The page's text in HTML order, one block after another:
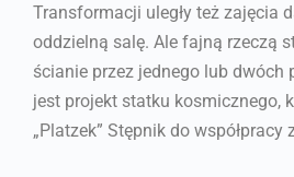
Transformacji uległy też zajęcia
oddzielną salę. Ale fajną rzeczą
ścianie przez jednego lub dwóch
jest projekt statku kosmicznego,
„Platzek” Stępnik do współpracy